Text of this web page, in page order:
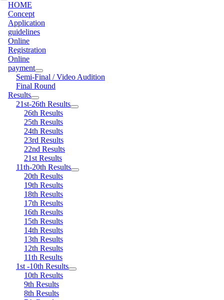
HOME
Concept
Application
guidelines
Online
Registration
Online
payment
Semi-Final / Video Audition
Final Round
Results
21st-26th Results
26th Results
25th Results
24th Results
23rd Results
22nd Results
21st Results
11th-20th Results
20th Results
19th Results
18th Results
17th Results
16th Results
15th Results
14th Results
13th Results
12th Results
11th Results
1st -10th Results
10th Results
9th Results
8th Results